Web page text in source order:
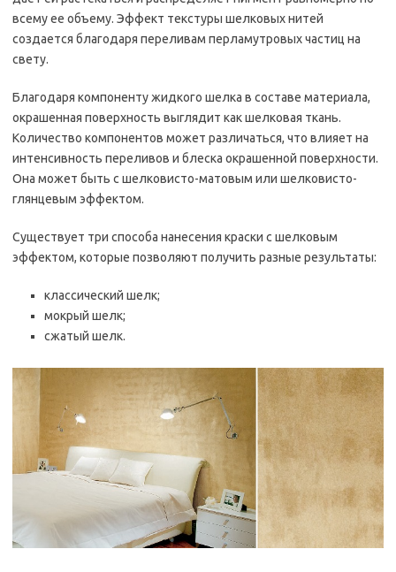
всему ее объему. Эффект текстуры шелковых нитей
создается благодаря переливам перламутровых частиц на
свету.
Благодаря компоненту жидкого шелка в составе материала,
окрашенная поверхность выглядит как шелковая ткань.
Количество компонентов может различаться, что влияет на
интенсивность переливов и блеска окрашенной поверхности.
Она может быть с шелковисто-матовым или шелковисто-
глянцевым эффектом.
Существует три способа нанесения краски с шелковым
эффектом, которые позволяют получить разные результаты:
классический шелк;
мокрый шелк;
сжатый шелк.